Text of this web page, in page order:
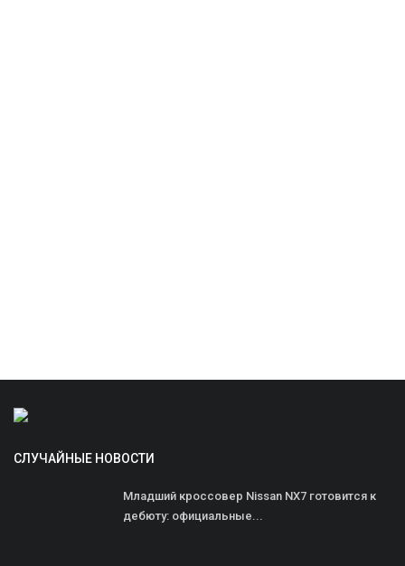
СЛУЧАЙНЫЕ НОВОСТИ
Младший кроссовер Nissan NX7 готовится к
дебюту: официальные...